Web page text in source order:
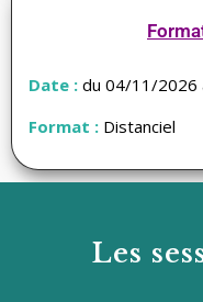
Date : du 04/11/2026
Format : Distanciel
Les